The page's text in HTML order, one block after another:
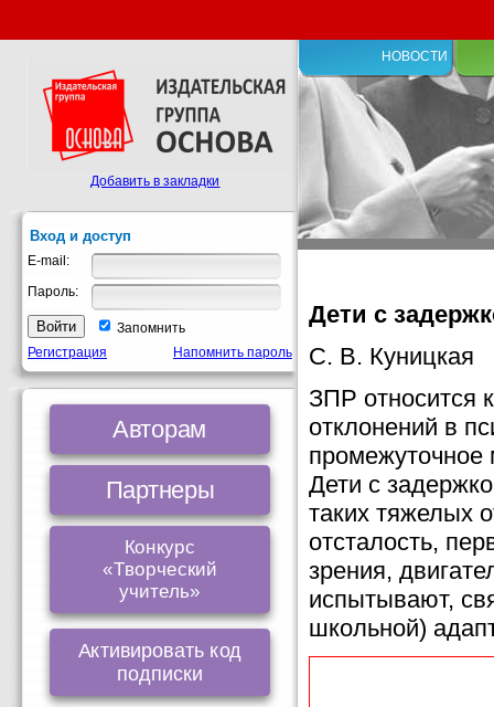
НОВОСТИ
Дети с
С. В. Куницкая
ЗПР относится
отклонений в
промежуточное
Дети с
таких тяжелых
отсталость,
зрения,
испытывают,
школьной)
Добавить в закладки
Вход и доступ
E-mail:
Пароль:
Запомнить
Регистрация
Напомнить пароль
Авторам
Партнеры
Конкурс
«Творческий
учитель»
Активировать код
подписки